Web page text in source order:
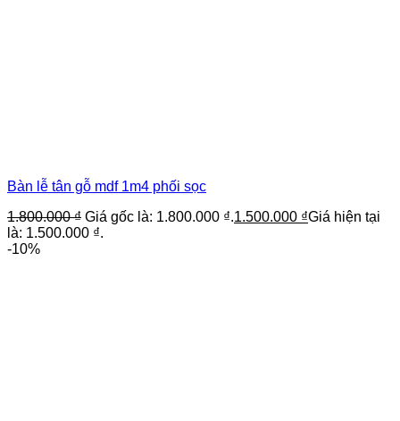
Bàn lễ tân gỗ mdf 1m4 phối sọc
1.800.000₫ Giá gốc là: 1.800.000 ₫.1.500.000 ₫Giá hiện tại
là: 1.500.000 ₫.
-10%